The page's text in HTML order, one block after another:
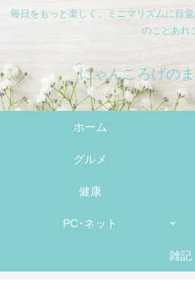
毎日をもっと楽しく。ミニマリズムに目
のことあれ
にゃんころげの
ホーム
グルメ
健康
PC･ネット
雑記